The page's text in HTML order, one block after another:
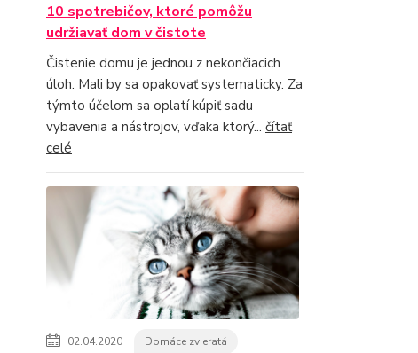
10 spotrebičov, ktoré pomôžu
udržiavať dom v čistote
Čistenie domu je jednou z nekončiacich
úloh. Mali by sa opakovať systematicky. Za
týmto účelom sa oplatí kúpiť sadu
vybavenia a nástrojov, vďaka ktorý... čítať
celé
02.04.2020 Domáce zvieratá